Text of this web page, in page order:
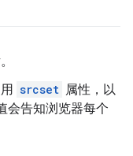
srcset 属性，以
会告知浏览器每个